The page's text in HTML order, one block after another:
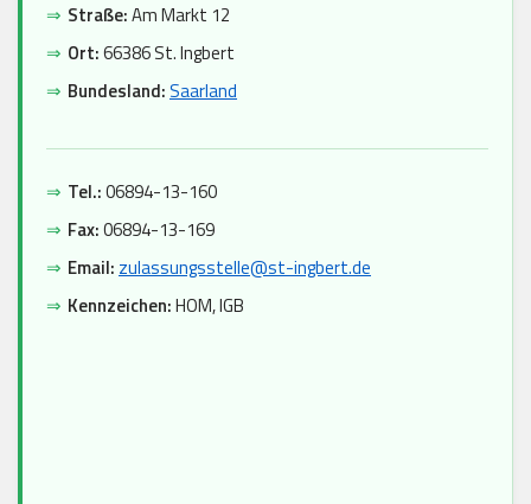
⇒ Straße:Am Markt 12
⇒ Ort:66386 St. Ingbert
⇒ Bundesland:Saarland
⇒ Tel.:06894-13-160
⇒ Fax:06894-13-169
⇒ Email: zulassungsstelle@st-ingbert.de
⇒ Kennzeichen:HOM, IGB